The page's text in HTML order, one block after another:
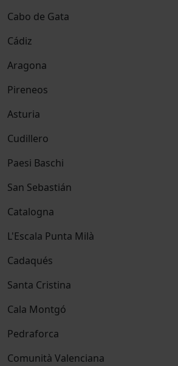
Cabo de Gata
Cádiz
Aragona
Pireneos
Asturia
Cudillero
Paesi Baschi
San Sebastián
Catalogna
L'Escala Punta Milà
Cadaqués
Santa Cristina
Cala Montgó
Pedraforca
Comunità Valenciana